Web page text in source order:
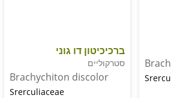
ברכיכיטון דו גוני
סטרקוליים
Brachychiton discolor
Srerculiaceae